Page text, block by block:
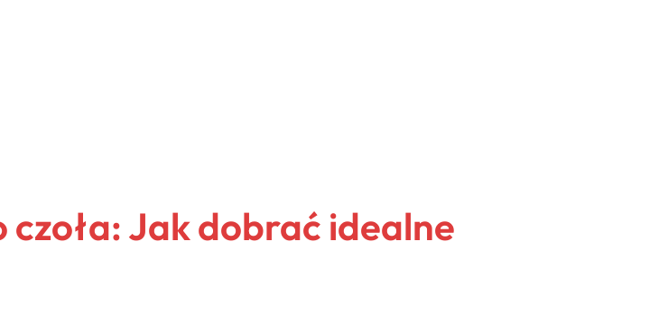
Jak dobrać idealne